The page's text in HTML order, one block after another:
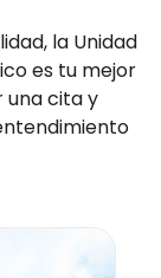
la Unidad
es tu mejor
cita y